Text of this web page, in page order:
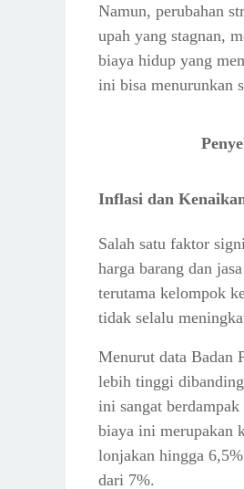
Ahli Ekonomi:
Pandangan
Namun, perubahan
upah yang stagnan,
biaya hidup yang
ini bisa menurunkan
Inflasi dan
Salah satu faktor
harga barang dan
terutama kelompok
tidak selalu
Menurut data Badan
lebih tinggi
ini sangat
biaya ini merupakan
lonjakan hingga
dari 7%.